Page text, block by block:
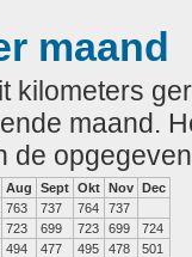
maand
kilometers
maand.
de
Aug Sept Okt Nov Dec
763 737 764
737
723 699 723 699
724
494 477 495 478
501